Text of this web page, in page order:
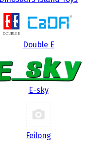
Double E
E-sky
Feilong